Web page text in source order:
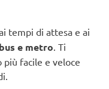
tempi di attesa e ai
e metro. Ti
più facile e veloce